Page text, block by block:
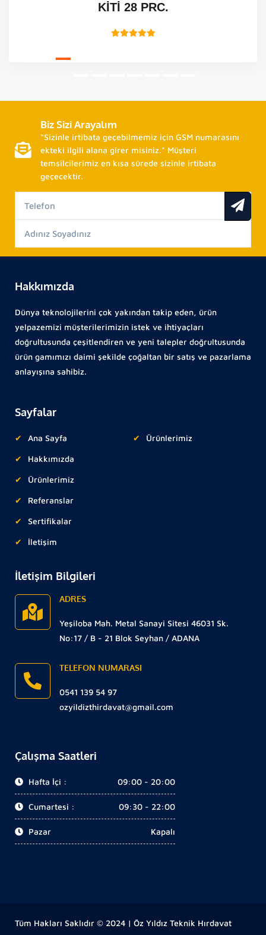
KİTİ 28 PRC.
Biz Sizi Arayalım
“Sizinle irtibata geçebilmemiz için GSM numarasını
ekteki ilgili alana girer misiniz.” Müşteri
temsilcilerimiz en kısa sürede sizinle irtibata
geçecektir.
Hakkımızda
Dünya teknolojilerini çok yakından takip eden, ürün
yelpazemizi müşterilerimizin istek ve ihtiyaçları
doğrultusunda çeşitlendiren ve yeni talepler doğrultusunda
ürün gamımızı daimi şekilde çoğaltan bir satış ve pazarlama
anlayışına sahibiz.
Sayfalar
Ana Sayfa
Hakkımızda
Ürünlerimiz
Referanslar
Sertifikalar
İletişim
Ürünlerimiz
İletişim Bilgileri
ADRES
Yeşiloba Mah. Metal Sanayi Sitesi 46031 Sk.
No:17 / B - 21 Blok Seyhan / ADANA
TELEFON NUMARASI
0541 139 54 97
ozyildizthirdavat@gmail.com
Çalışma Saatleri
Hafta İçi : 09:00 - 20:00
Cumartesi : 09:30 - 22:00
Pazar Kapalı
Tüm Hakları Saklıdır © 2024 | Öz Yıldız Teknik Hırdavat